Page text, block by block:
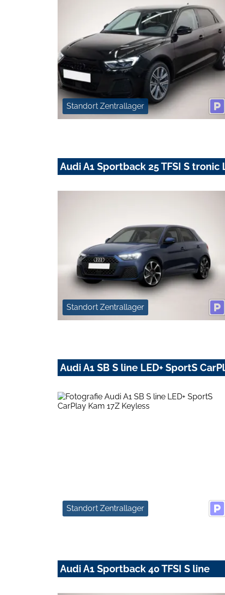
Standort Zentrallager
Audi A1 Sportback 25 TFSI S tronic
Standort Zentrallager
Audi A1 SB S line LED+ SportS
Standort Zentrallager
Audi A1 Sportback 40 TFSI S line